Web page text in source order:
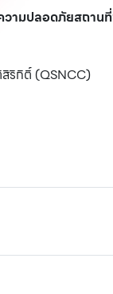
วามปลอดภัยสถา
สิริกิติ์ (QSNCC)